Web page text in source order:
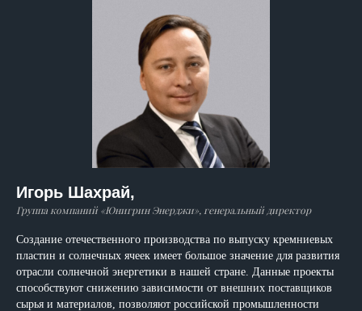
Игорь Шахрай,
Группа компаний «Юнигрин Энерджи», генеральный директор
Создание отечественного производства по выпуску кремниевых
пластин и солнечных ячеек имеет большое значение для развития
отрасли солнечной энергетики в нашей стране. Данные проекты
способствуют снижению зависимости от внешних поставщиков
сырья и материалов, позволяют российской промышленности